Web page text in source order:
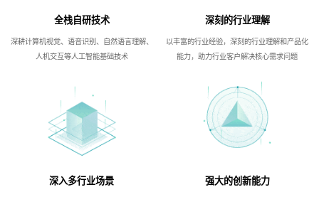
全栈自研技术
深耕计算机视觉、语音识别、自然语言理解、
人机交互等人工智能基础技术
深刻的行业理解
以丰富的行业经验，深刻的行业理解和产品化
能力，助力行业客户解决核心需求问题
深入多行业场景 强大的创新能力